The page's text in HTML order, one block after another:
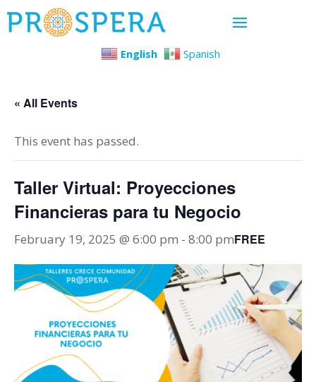
English Spanish
« All Events
This event has passed.
Taller Virtual: Proyecciones
Financieras para tu Negocio
February 19, 2025 @ 6:00 pm - 8:00 pmFREE